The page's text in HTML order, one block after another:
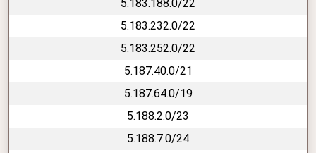
5.183.188.0/22
5.183.232.0/22
5.183.252.0/22
5.187.40.0/21
5.187.64.0/19
5.188.2.0/23
5.188.7.0/24